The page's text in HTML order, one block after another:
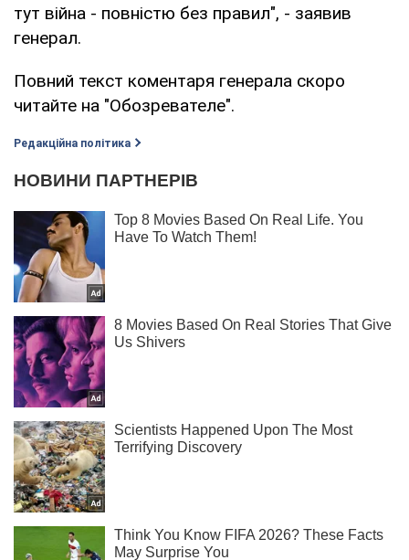
тут війна - повністю без правил", - заявив
генерал.
Повний текст коментаря генерала скоро
читайте на "Обозревателе".
Редакційна політика